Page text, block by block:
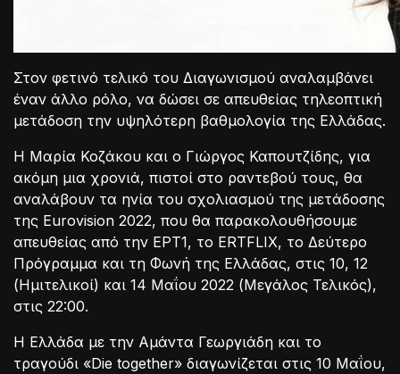
Στον φετινό τελικό του Διαγωνισμού αναλαμβάνει
έναν άλλο ρόλο, να δώσει σε απευθείας τηλεοπτική
μετάδοση την υψηλότερη βαθμολογία της Ελλάδας.
Η Μαρία Κοζάκου και ο Γιώργος Καπουτζίδης, για
ακόμη μια χρονιά, πιστοί στο ραντεβού τους, θα
αναλάβουν τα ηνία του σχολιασμού της μετάδοσης
της Eurovision 2022, που θα παρακολουθήσουμε
απευθείας από την ΕΡΤ1, το ERTFLIX, το Δεύτερο
Πρόγραμμα και τη Φωνή της Ελλάδας, στις 10, 12
(Ημιτελικοί) και 14 Μαΐου 2022 (Μεγάλος Τελικός),
στις 22:00.
Η Ελλάδα με την Αμάντα Γεωργιάδη και το
τραγούδι «Die together» διαγωνίζεται στις 10 Μαΐου,